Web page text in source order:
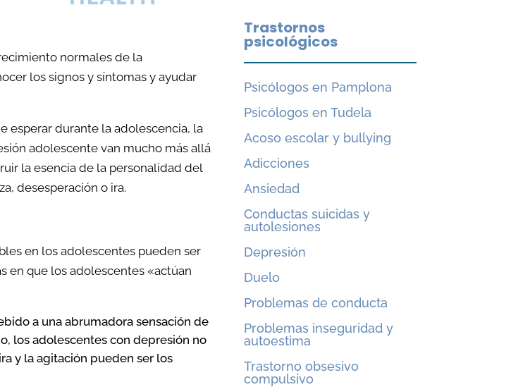
normales de la
los signos y síntomas y ayudar
esperar durante la adolescencia, la
adolescente van mucho más allá
la esencia de la personalidad del
desesperación o ira.
en los adolescentes pueden ser
en que los adolescentes «actúan
a una abrumadora sensación de
los adolescentes con depresión no
y la agitación pueden ser los
Trastornos
psicológicos
Psicólogos en Pamplona
Psicólogos en Tudela
Acoso escolar y bullying
Adicciones
Ansiedad
Conductas suicidas y
autolesiones
Depresión
Duelo
Problemas de conducta
Problemas inseguridad y
autoestima
Trastorno obsesivo
compulsivo